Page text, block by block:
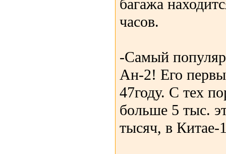
багажа
часов.
-Самый
Ан-2! Его
47году. С тех
больше 5 тыс.
тысяч, в